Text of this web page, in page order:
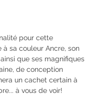
pour cette
sa couleur Ancre, son
que ses magnifiques
de conception
un cachet certain à
à vous de voir!